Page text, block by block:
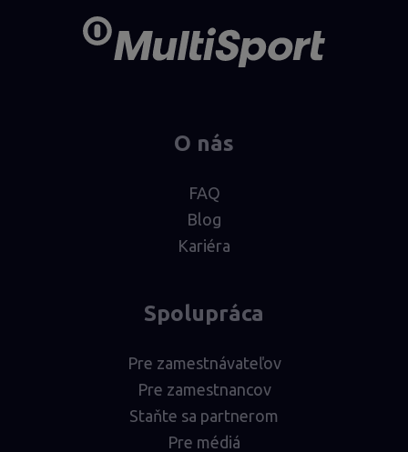
O nás
FAQ
Blog
Kariéra
Spolupráca
Pre zamestnávateľov
Pre zamestnancov
Staňte sa partnerom
Pre médiá